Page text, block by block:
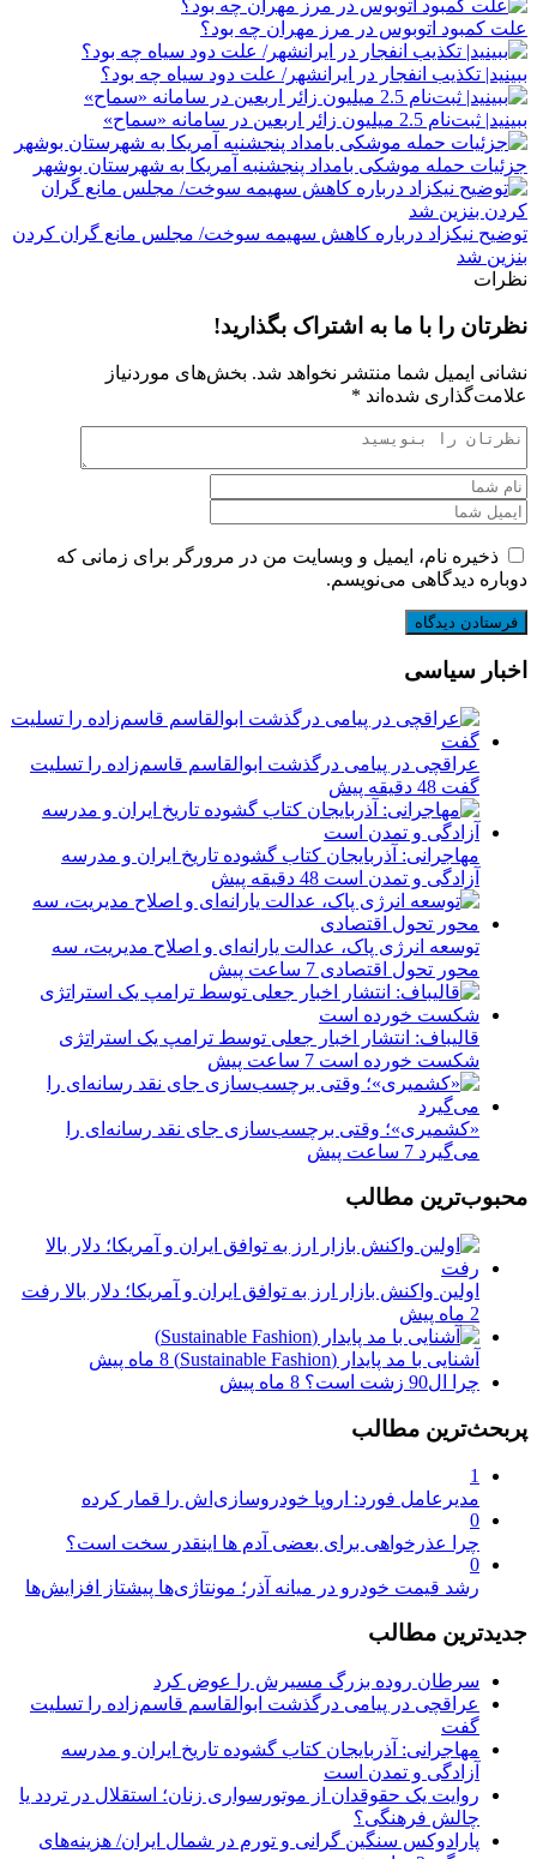
علت کمبود اتوبوس در مرز مهران چه بود؟
ببینید| تکذیب ‌انفجار در ایرانشهر/ ️علت دود سیاه چه بود؟
ببینید| ثبت‌نام 2.5 میلیون زائر اربعین در سامانه «سماح»
جزئیات حمله موشکی بامداد پنجشنبه آمریکا به شهرستان بوشهر
توضیح نیکزاد درباره کاهش سهیمه سوخت/ مجلس مانع گران کردن
بنزین شد
نظرات
نظرتان را با ما به اشتراک بگذارید!
نشانی ایمیل شما منتشر نخواهد شد. بخش‌های موردنیاز
علامت‌گذاری شده‌اند *
ذخیره نام، ایمیل و وبسایت من در مرورگر برای زمانی که
دوباره دیدگاهی می‌نویسم.
اخبار سیاسی
عراقچی در پیامی درگذشت ابوالقاسم قاسم‌زاده را تسلیت
گفت 48 دقیقه پیش
مهاجرانی: آذربایجان کتاب گشوده تاریخ ایران و مدرسه
آزادگی و تمدن است 48 دقیقه پیش
توسعه انرژی پاک، عدالت یارانه‌ای و اصلاح مدیریت، سه
محور تحول اقتصادی 7 ساعت پیش
قالیباف: انتشار اخبار جعلی توسط ترامپ یک استراتژی
شکست خورده است 7 ساعت پیش
«کشمیری»؛ وقتی برچسب‌سازی جای نقد رسانه‌ای را
می‌گیرد 7 ساعت پیش
محبوب‌ترین مطالب
اولین واکنش بازار ارز به توافق ایران و آمریکا؛ دلار بالا رفت
2 ماه پیش
آشنایی با مد پایدار (Sustainable Fashion)
8 ماه پیش
چرا ال90 زشت است؟
8 ماه پیش
پربحث‌ترین مطالب
1
مدیرعامل فورد: اروپا خودروسازی‌اش را قمار کرده
0
چرا عذرخواهی برای بعضی آدم ها اینقدر سخت است؟
0
رشد قیمت خودرو در میانه آذر؛ مونتاژی‌ها پیشتاز افزایش‌ها
جدیدترین مطالب
سرطان روده بزرگ مسیرش را عوض کرد
عراقچی در پیامی درگذشت ابوالقاسم قاسم‌زاده را تسلیت
گفت
مهاجرانی: آذربایجان کتاب گشوده تاریخ ایران و مدرسه
آزادگی و تمدن است
روایت یک حقوقدان از موتورسواری زنان؛ استقلال در تردد یا
چالش فرهنگی؟
پارادوکس سنگین گرانی و تورم در شمال ایران/ هزینه‌های